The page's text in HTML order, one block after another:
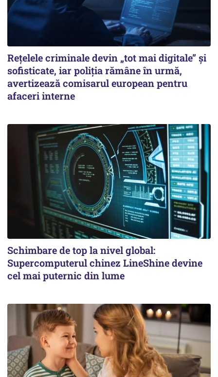
Rețelele criminale devin „tot mai digitale” și
sofisticate, iar poliția rămâne în urmă,
avertizează comisarul european pentru
afaceri interne
Schimbare de top la nivel global:
Supercomputerul chinez LineShine devine
cel mai puternic din lume